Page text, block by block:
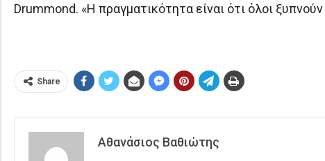
Drummond. «Η πραγματικότητα είναι ότι όλοι
Share
Αθανάσιος Βαθιώτης